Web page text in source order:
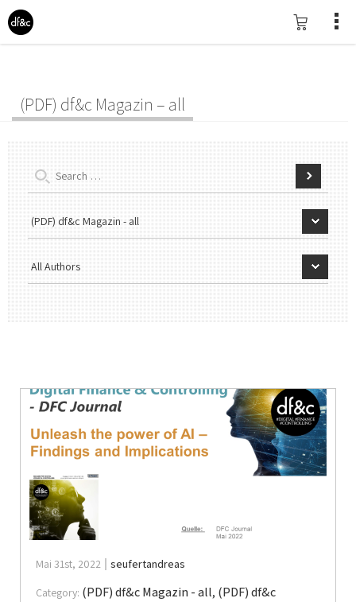
(PDF) df&c Magazin – all
Mai 31st, 2022
seufertandreas
Category: (PDF) df&c Magazin - all, (PDF) df&c